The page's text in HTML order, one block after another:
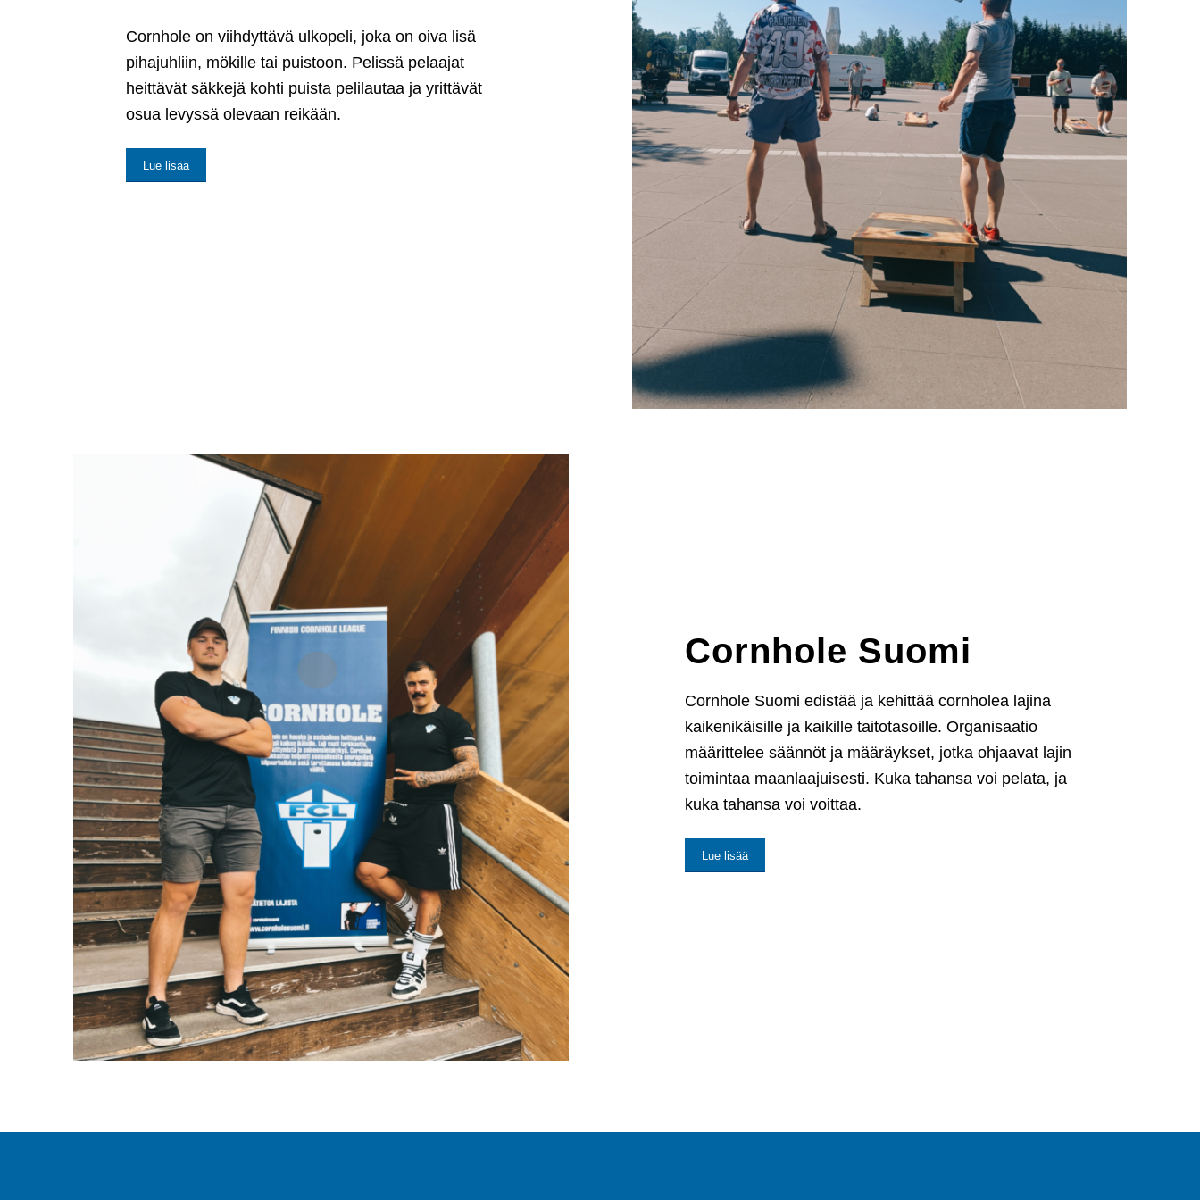
Cornhole on viihdyttävä ulkopeli, joka on oiva lisä
pihajuhliin, mökille tai puistoon. Pelissä pelaajat
heittävät säkkejä kohti puista pelilautaa ja yrittävät
osua levyssä olevaan reikään.
Lue lisää
Cornhole Suomi
Cornhole Suomi edistää ja kehittää cornholea lajina
kaikenikäisille ja kaikille taitotasoille. Organisaatio
määrittelee säännöt ja määräykset, jotka ohjaavat lajin
toimintaa maanlaajuisesti. Kuka tahansa voi pelata, ja
kuka tahansa voi voittaa.
Lue lisää